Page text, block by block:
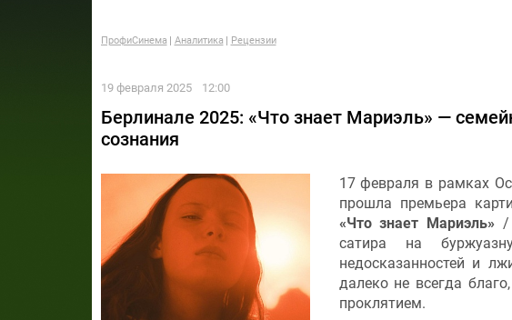
ПрофиСинема Аналитика Рецензии
19 февраля 2025 12:00
Берлинале 2025: «Что знает Мариэль» —
сознания
17 февраля в рамках
прошла премьера
«Что знает Мариэль» /
сатира на
недосказанностей и
далеко не всегда
проклятием.